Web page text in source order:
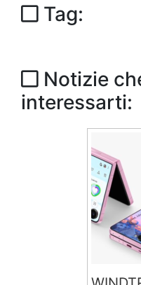
Tag:
Notizie
interessarti: